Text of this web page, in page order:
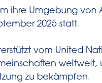
ihre Umgebung von
2025 statt.
vom United
weltweit,
zu bekämpfen.